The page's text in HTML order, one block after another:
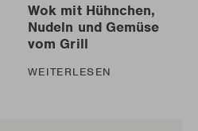
Wok mit Hühnchen,
Nudeln und Gemüse
vom Grill
WEITERLESEN